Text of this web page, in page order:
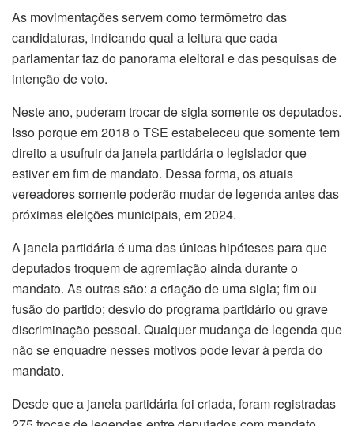
As movimentações servem como termômetro das
candidaturas, indicando qual a leitura que cada
parlamentar faz do panorama eleitoral e das pesquisas de
intenção de voto.
Neste ano, puderam trocar de sigla somente os deputados.
Isso porque em 2018 o TSE estabeleceu que somente tem
direito a usufruir da janela partidária o legislador que
estiver em fim de mandato. Dessa forma, os atuais
vereadores somente poderão mudar de legenda antes das
próximas eleições municipais, em 2024.
A janela partidária é uma das únicas hipóteses para que
deputados troquem de agremiação ainda durante o
mandato. As outras são: a criação de uma sigla; fim ou
fusão do partido; desvio do programa partidário ou grave
discriminação pessoal. Qualquer mudança de legenda que
não se enquadre nesses motivos pode levar à perda do
mandato.
Desde que a janela partidária foi criada, foram registradas